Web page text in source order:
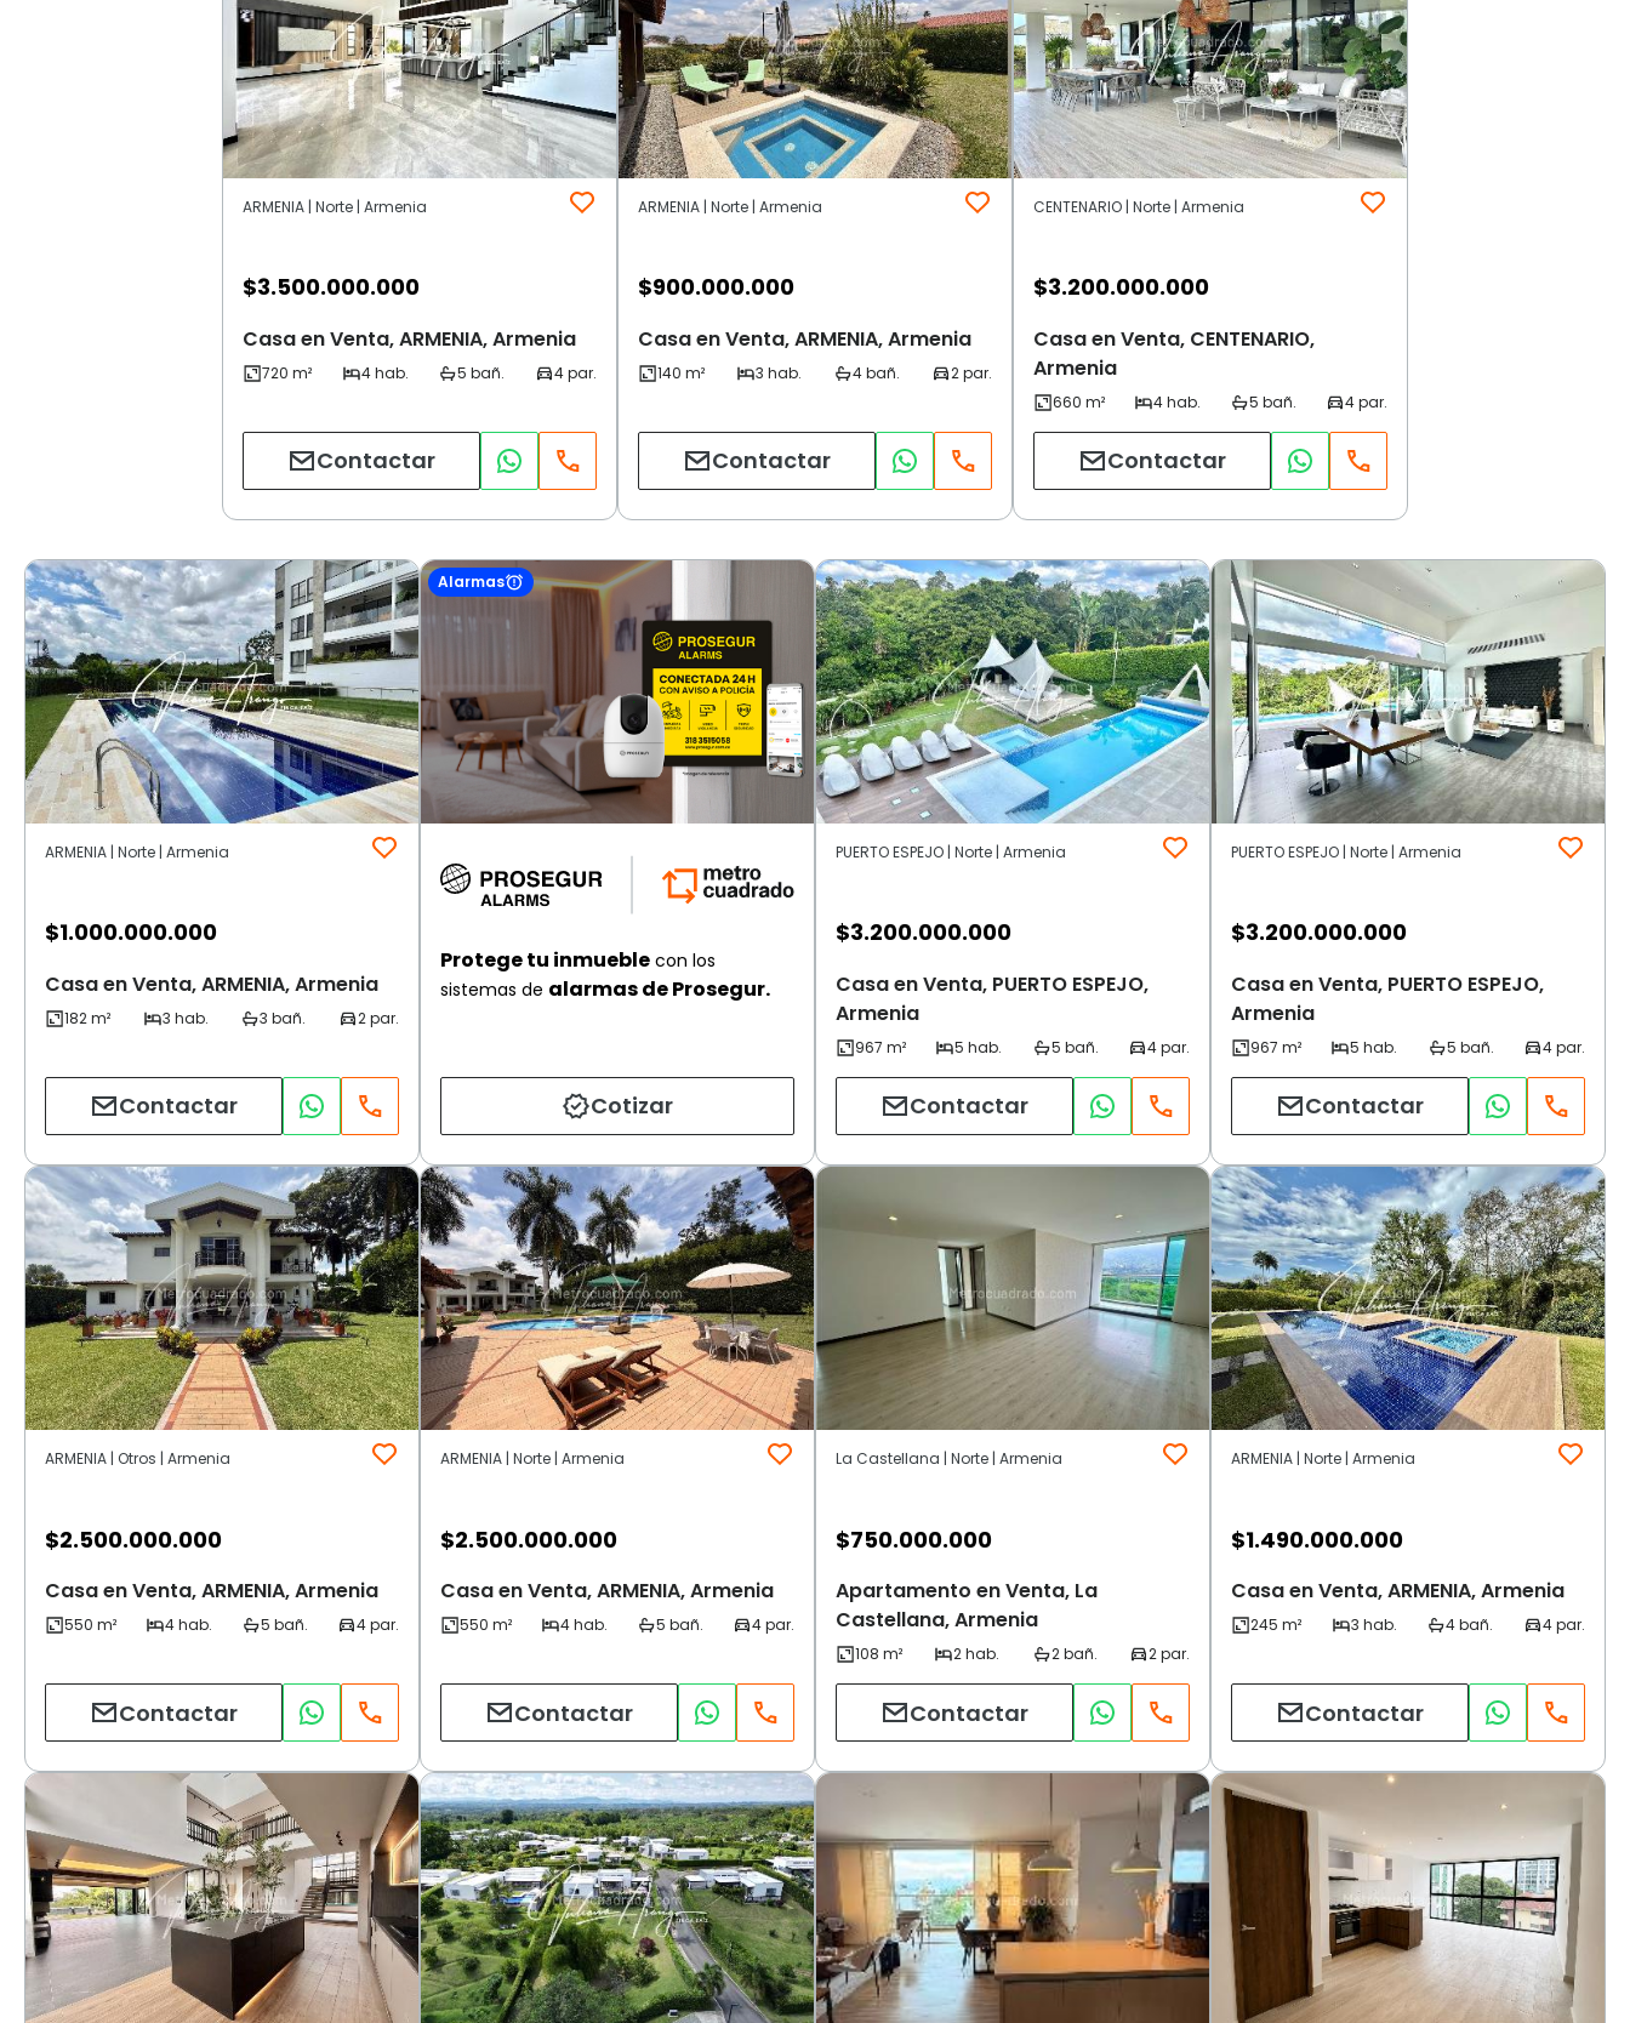
ARMENIA | Norte | Armenia
$3.500.000.000
Casa en Venta, ARMENIA, Armenia
Contactar
ARMENIA | Norte | Armenia
$900.000.000
Casa en Venta, ARMENIA, Armenia
Contactar
CENTENARIO | Norte | Armenia
$3.200.000.000
Casa en Venta, CENTENARIO,
Armenia
Contactar
ARMENIA | Norte | Armenia
$1.000.000.000
Casa en Venta, ARMENIA, Armenia
Contactar
Alarmas
Protege tu inmueble con los
sistemas de alarmas de Prosegur.
Cotizar
PUERTO ESPEJO | Norte | Armenia
$3.200.000.000
Casa en Venta, PUERTO ESPEJO,
Armenia
Contactar
PUERTO ESPEJO | Norte | Armenia
$3.200.000.000
Casa en Venta, PUERTO ESPEJO,
Armenia
Contactar
ARMENIA | Otros | Armenia
$2.500.000.000
Casa en Venta, ARMENIA, Armenia
Contactar
ARMENIA | Norte | Armenia
$2.500.000.000
Casa en Venta, ARMENIA, Armenia
Contactar
La Castellana | Norte | Armenia
$750.000.000
Apartamento en Venta, La
Castellana, Armenia
Contactar
ARMENIA | Norte | Armenia
$1.490.000.000
Casa en Venta, ARMENIA, Armenia
Contactar